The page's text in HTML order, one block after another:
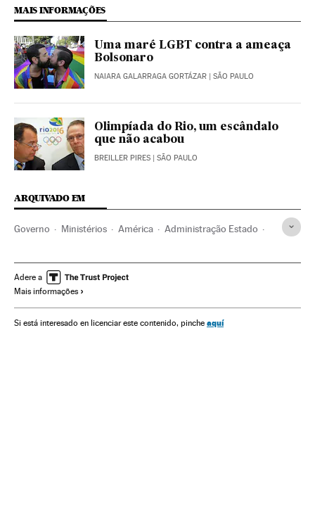
MAIS INFORMAÇÕES
Uma maré LGBT contra a ameaça
Bolsonaro
NAIARA GALARRAGA GORTÁZAR | SÃO PAULO
Olimpíada do Rio, um escândalo
que não acabou
BREILLER PIRES | SÃO PAULO
ARQUIVADO EM
Governo Ministérios América Administração Estado
Jair Bolsonaro Presidente Brasil
Brasil Governo Brasil
Adere a
Mais informações
Si está interesado en licenciar este contenido, pinche aquí